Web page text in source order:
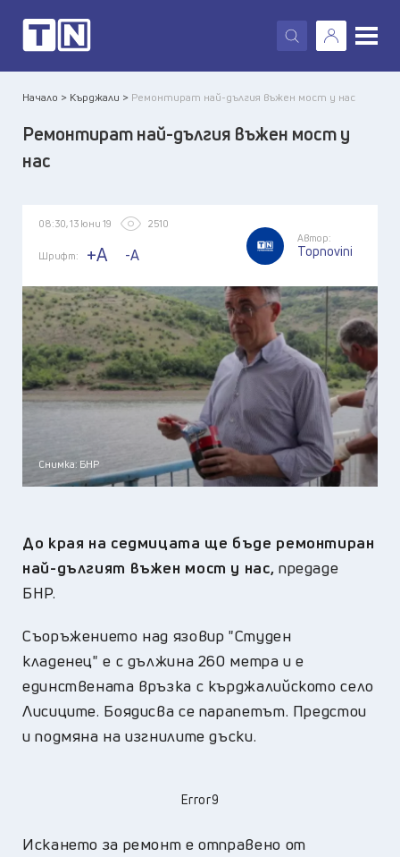
X
Начало > Кърджали > Ремонтират най-дългия въжен мост у нас
Ремонтират най-дългия въжен мост у
нас
08:30, 13 юни 19 2510
Шрифт: +A -A
Автор:
Topnovini
Снимка: БНР
До края на седмицата ще бъде ремонтиран
най-дългият въжен мост у нас, предаде
БНР.
Съоръжението над язовир "Студен
кладенец" е с дължина 260 метра и е
единствената връзка с кърджалийското село
Лисиците. Боядисва се парапетът. Предстои
и подмяна на изгнилите дъски.
Error9
Искането за ремонт е отправено от